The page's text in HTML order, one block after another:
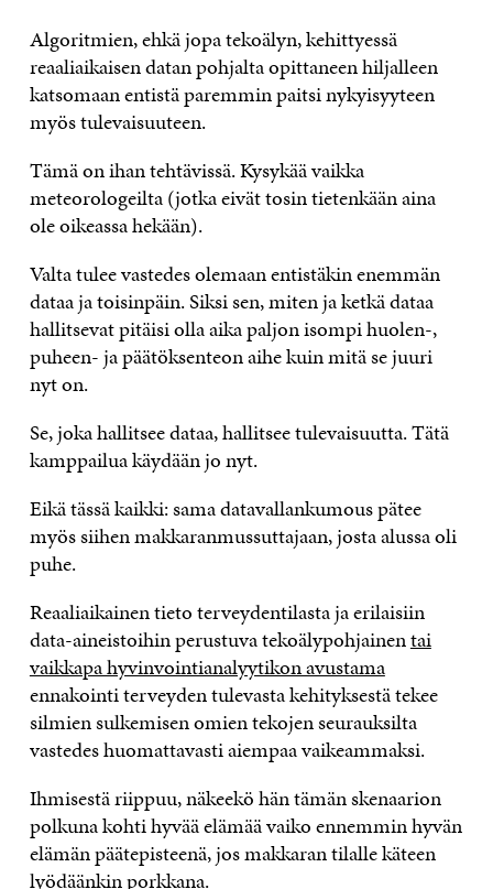
Algoritmien, ehkä jopa tekoälyn, kehittyessä
reaaliaikaisen datan pohjalta opittaneen hiljalleen
katsomaan entistä paremmin paitsi nykyisyyteen
myös tulevaisuuteen.
Tämä on ihan tehtävissä. Kysykää vaikka
meteorologeilta (jotka eivät tosin tietenkään aina
ole oikeassa hekään).
Valta tulee vastedes olemaan entistäkin enemmän
dataa ja toisinpäin. Siksi sen, miten ja ketkä dataa
hallitsevat pitäisi olla aika paljon isompi huolen-,
puheen- ja päätöksenteon aihe kuin mitä se juuri
nyt on.
Se, joka hallitsee dataa, hallitsee tulevaisuutta. Tätä
kamppailua käydään jo nyt.
Eikä tässä kaikki: sama datavallankumous pätee
myös siihen makkaranmussuttajaan, josta alussa oli
puhe.
Reaaliaikainen tieto terveydentilasta ja erilaisiin
data-aineistoihin perustuva tekoälypohjainentai
vaikkapa hyvinvointianalyytikon avustama
ennakointi terveyden tulevasta kehityksestä tekee
silmien sulkemisen omien tekojen seurauksilta
vastedes huomattavasti aiempaa vaikeammaksi.
Ihmisestä riippuu, näkeekö hän tämän skenaarion
polkuna kohti hyvää elämää vaiko ennemmin hyvän
elämän päätepisteenä, jos makkaran tilalle käteen
lyödäänkin porkkana.